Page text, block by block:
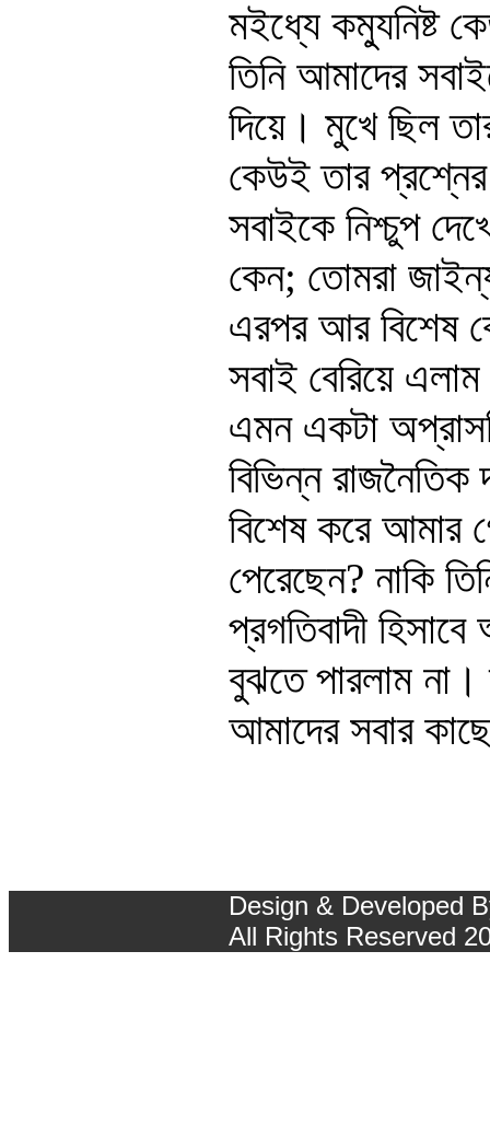
মইধ্যে কম্যুনিষ্ট
তিনি আমাদের
দিয়ে। মুখে ছিল
কেউই তার
সবাইকে নিশ্চুপ
কেন; তোমরা
এরপর আর বিশেষ
সবাই বেরিয়ে
এমন একটা
বিভিন্ন
বিশেষ করে আমার
পেরেছেন? নাকি
প্রগতিবাদী
বুঝতে পারলাম
আমাদের সবার
Design & Developed
All Rights Reserved